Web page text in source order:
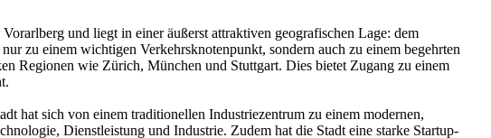
und liegt in einer äußerst attraktiven geografischen Lage: dem
zu einem wichtigen Verkehrsknotenpunkt, sondern auch zu einem begehrten
Regionen wie Zürich, München und Stuttgart. Dies bietet Zugang zu einem
hat sich von einem traditionellen Industriezentrum zu einem modernen,
Dienstleistung und Industrie. Zudem hat die Stadt eine starke Startup-